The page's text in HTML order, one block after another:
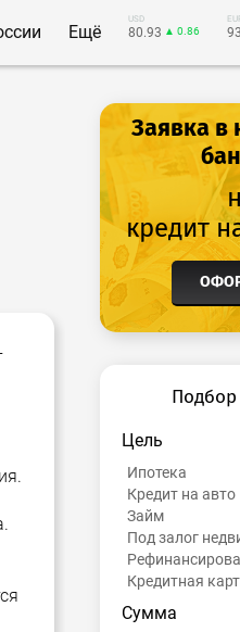
Ещё
USD
80.93 ▲ 0.86
Заявка в
кредит
Подбор
Цель
Ипотека
Кредит на авто
Займ
Под залог
Кредитная
Сумма